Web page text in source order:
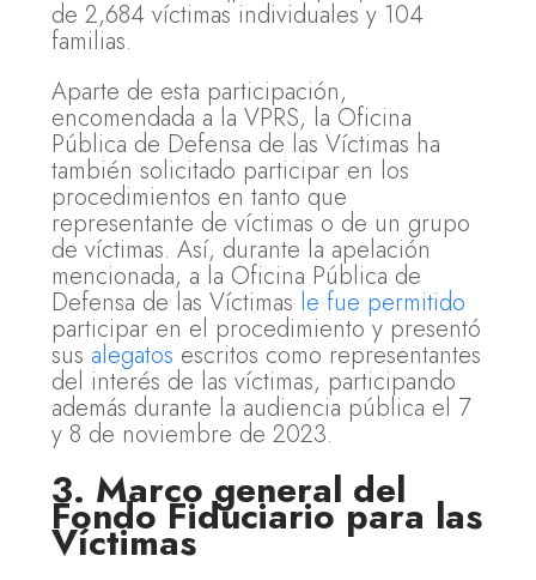
de 2,684 víctimas individuales y 104
familias.
Aparte de esta participación,
encomendada a la VPRS, la Oficina
Pública de Defensa de las Víctimas ha
también solicitado participar en los
procedimientos en tanto que
representante de víctimas o de un grupo
de víctimas. Así, durante la apelación
mencionada, a la Oficina Pública de
Defensa de las Víctimas le fue permitido
participar en el procedimiento y presentó
sus alegatos escritos como representantes
del interés de las víctimas, participando
además durante la audiencia pública el 7
y 8 de noviembre de 2023.
3. Marco general del
Fondo Fiduciario para las
Víctimas